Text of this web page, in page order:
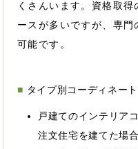
くさんいます。資格取
ースが多いですが、専門
可能です。
タイプ別コーディネー
戸建てのインテリア
注文住宅を建てた場